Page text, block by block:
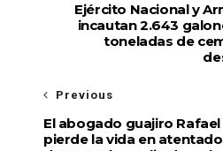
Ejército Nacional y
incautan 2.643
toneladas de
Previous
El abogado guajiro
pierde la vida en